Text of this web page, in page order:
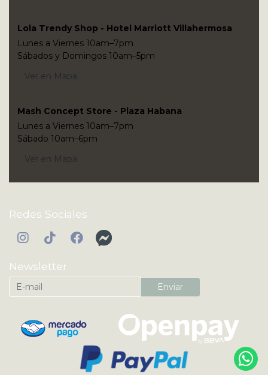
Lola Trendy Shop - Hotel Marriott Villahermosa
Lunes a Viernes 10am–7pm
Sábados y Domingos 10am–5pm
Ver en Mapa
Mash Concept Store - Plaza Habana
Lunes a Viernes 10am–7pm
Sábado 10am–6pm
Ver en Mapa
Redes Sociales
Newsletter
Enviar